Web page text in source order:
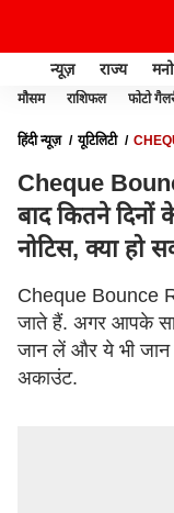
न्यूज़ राज्य
मौसम राशिफल फोटो
हिंदी न्यूज़ यूटिलिटी
Cheque
बाद कितने दिनों
नोटिस, क्या हो
Cheque Bounce
जाते हैं. अगर आपके
जान लें और ये भी जान
अकाउंट.